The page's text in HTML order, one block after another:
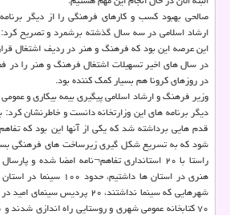
صالحی بهبود کسب و کارهای فرهنگی را از دیگر
ارشاد اسلامی در سه سال گذشته برشمرد و تصریح کرد:
این عرصه این بود که فرهنگ و هنر در ردیف اشتغال قرار
در سال های اخیر تسهیلات اشتغال فرهنگ و هنر را در
در روزهای کرونا هم بسیار کمک کننده بود.
وزیر فرهنگ و ارشاد اسلامی پیگیری بیمه بیکاری و
دیگر برنامه های این وزارتخانه دانست و خاطرنشان
قدم هایی برداشته شد که یکی از آنها این بود که
شود که به تسریع شکل گیری زیرساخت های فرهنگی
هنری در استان ها داشتیم،
شهرهایی که سینما نداشتند، ۲۰